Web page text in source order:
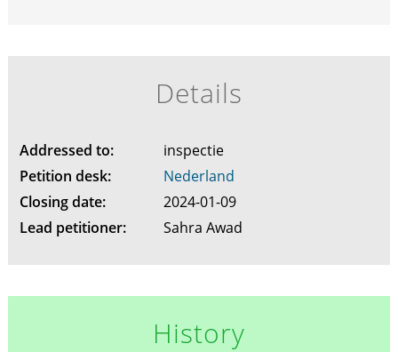
Details
Addressed to:
inspectie
Petition desk:
Nederland
Closing date:
2024-01-09
Lead petitioner:
Sahra Awad
History